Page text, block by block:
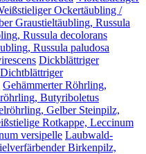
Ockertäubling /
Graustieltäubling, Russula
Russula decolorans
Russula paludosa
Dickblättriger
Dichtblättriger
Gehämmerter Röhrling,
Butyriboletus
Gelber Steinpilz,
Rotkappe, Leccinum
versipelle Laubwald-
Birkenpilz,